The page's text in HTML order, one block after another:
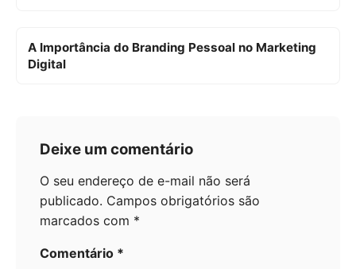
A Importância do Branding Pessoal no Marketing
Digital
Deixe um comentário
O seu endereço de e-mail não será
publicado. Campos obrigatórios são
marcados com *
Comentário *